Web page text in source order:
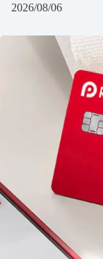
2026/08/06